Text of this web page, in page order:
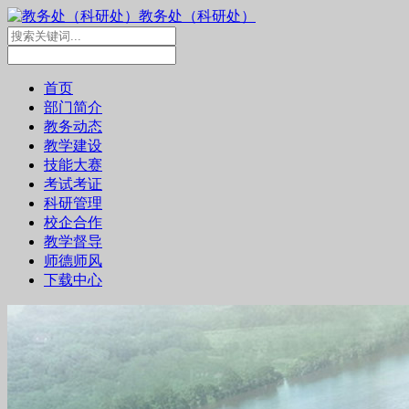
教务处（科研处）
首页
部门简介
教务动态
教学建设
技能大赛
考试考证
科研管理
校企合作
教学督导
师德师风
下载中心